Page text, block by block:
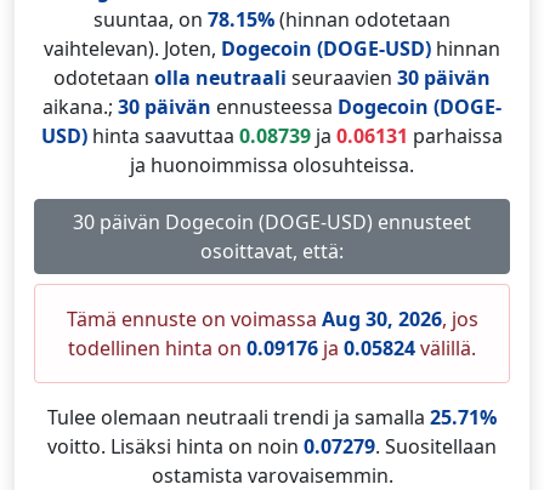
suuntaa, on 78.15%(hinnan odotetaan
vaihtelevan). Joten, Dogecoin (DOGE-USD) hinnan
odotetaan olla neutraali seuraavien 30 päivän
aikana.; 30 päivän ennusteessa Dogecoin (DOGE-
USD) hinta saavuttaa 0.08739 ja 0.06131 parhaissa
ja huonoimmissa olosuhteissa.
30 päivän Dogecoin (DOGE-USD) ennusteet
osoittavat, että:
Tämä ennuste on voimassa Aug 30, 2026, jos
todellinen hinta on 0.09176 ja 0.05824välillä.
Tulee olemaan neutraali trendi ja samalla 25.71%
voitto. Lisäksi hinta on noin 0.07279. Suositellaan
ostamista varovaisemmin.